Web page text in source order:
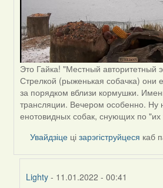
Это Гайка! "Местный авторитетный
Стрелкой (рыженькая собачка) они
за порядком вблизи кормушки.
трансляции. Вечером особенно. Ну
енотовидных собак, снующих по
Увайдзіце цізарэгіструйцеся каб
Lighty - 11.01.2022 - 00:41